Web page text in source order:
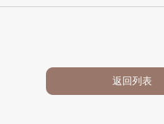
返回列表